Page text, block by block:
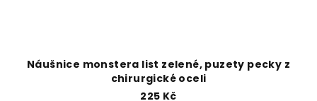
Náušnice monstera list zelené, puzety pecky z
chirurgické oceli
225 Kč